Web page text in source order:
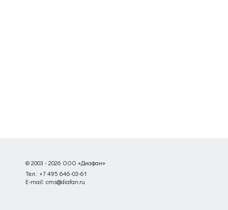
© 2003 - 2026 ООО «Диафан»
Тел.: +7 495 646-03-61
E-mail: cms@diafan.ru